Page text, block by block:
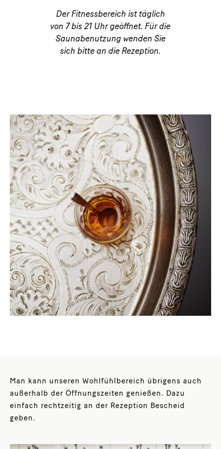
Der Fitnessbereich ist täglich
von 7 bis 21 Uhr geöffnet. Für die
Saunabenutzung wenden Sie
sich bitte an die Rezeption.
Man kann unseren Wohlfühlbereich übrigens auch
außerhalb der Öffnungszeiten genießen. Dazu
einfach rechtzeitig an der Rezeption Bescheid
geben.